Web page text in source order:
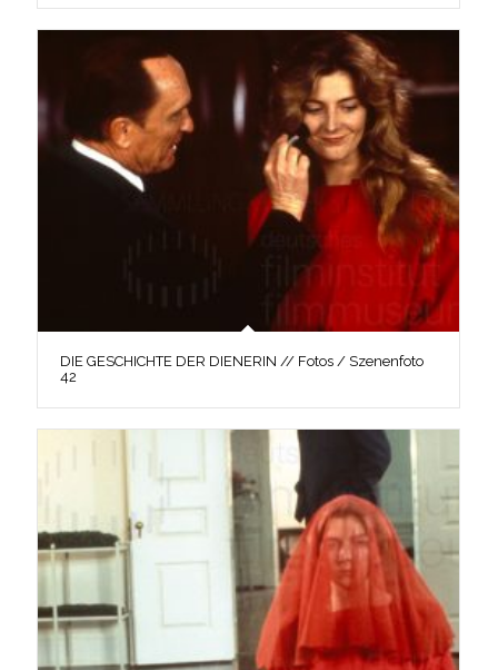
DIE GESCHICHTE DER DIENERIN // Fotos / Szenenfoto
42